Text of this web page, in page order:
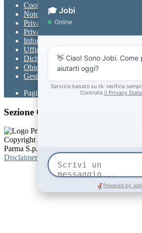
Cookie policy
Note legali
Privacy
Privacy Policy
Informativa Privacy chatbot Jobi
Ufficio Relazioni con il Pubblico
Dichiarazione di accessibilità
Obiettivi di accessibilità
Gestione consensi cookie
Pagina visualizzata152737 volte
Sezione Copyright
Copyright 2026 | Engineered and powered
Parma S.p.A. | Divisione Publishing & New
Disclaimer trattamento dati personali